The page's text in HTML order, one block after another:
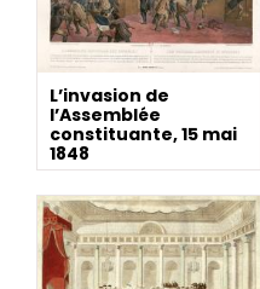
L’invasion de
l’Assemblée
constituante, 15 mai
1848